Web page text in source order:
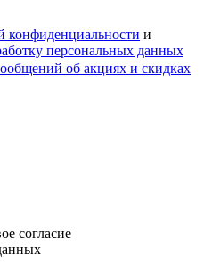
конфиденциальности и
персональных данных
об акциях и скидках
согласие